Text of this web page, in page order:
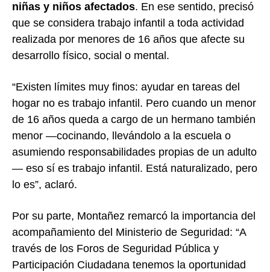
niñas y niños afectados. En ese sentido, precisó
que se considera trabajo infantil a toda actividad
realizada por menores de 16 años que afecte su
desarrollo físico, social o mental.
“Existen límites muy finos: ayudar en tareas del
hogar no es trabajo infantil. Pero cuando un menor
de 16 años queda a cargo de un hermano también
menor —cocinando, llevándolo a la escuela o
asumiendo responsabilidades propias de un adulto
— eso sí es trabajo infantil. Está naturalizado, pero
lo es”, aclaró.
Por su parte, Montañez remarcó la importancia del
acompañamiento del Ministerio de Seguridad: “A
través de los Foros de Seguridad Pública y
Participación Ciudadana tenemos la oportunidad